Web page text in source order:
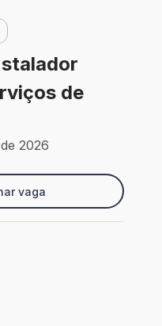
de
2026
vaga
- MG